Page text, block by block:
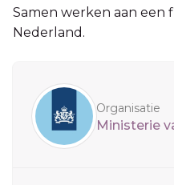
Samen werken aan een
Nederland.
Organisatie
Ministerie